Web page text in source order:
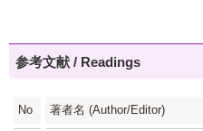
参考文献 / Readings
No 著者名 (Author/Editor)